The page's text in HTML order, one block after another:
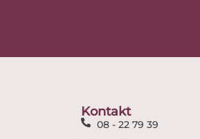
Kontakt
08 - 22 79 39